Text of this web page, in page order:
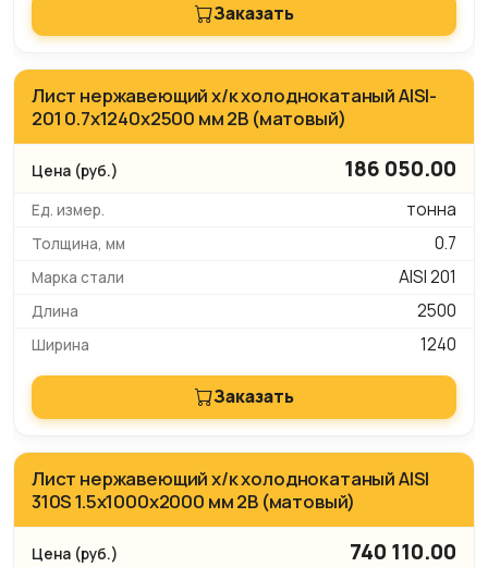
Заказать
Лист нержавеющий х/к холоднокатаный AISI-
201 0.7х1240х2500 мм 2B (матовый)
186 050.00
тонна
0.7
AISI 201
2500
1240
Заказать
Лист нержавеющий х/к холоднокатаный AISI
310S 1.5х1000х2000 мм 2B (матовый)
740 110.00